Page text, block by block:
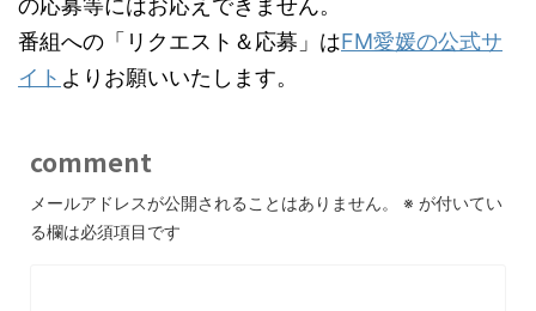
番組への「リクエスト＆応募」はFM愛媛の公式サ
イト よりお願いいたします。
comment
メールアドレスが公開されることはありません。 ※ が付いてい
る欄は必須項目です